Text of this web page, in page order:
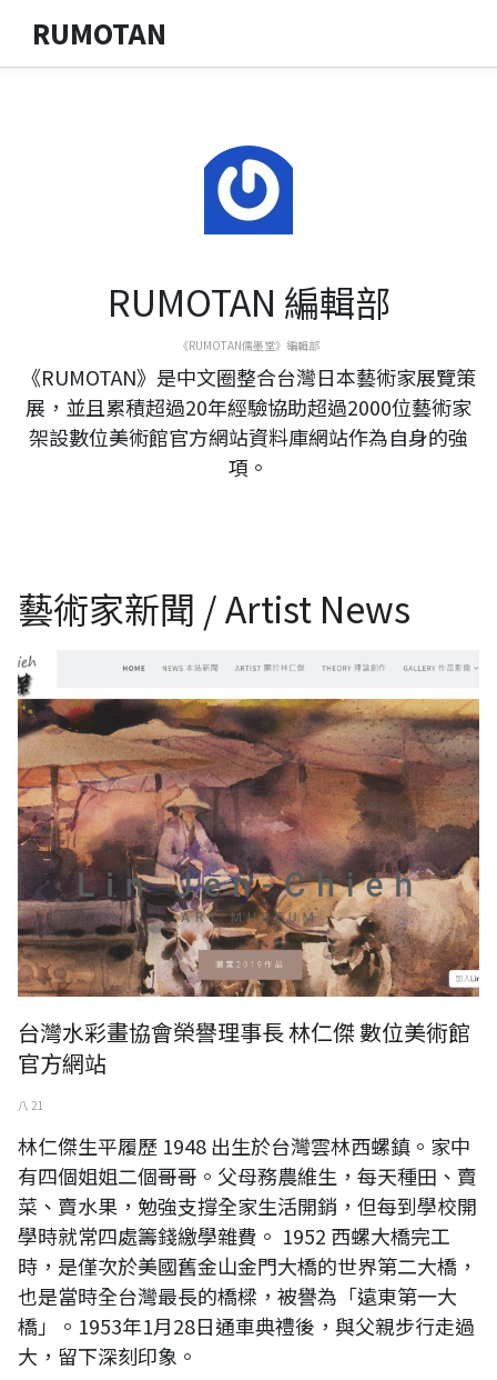
RUMOTAN
RUMOTAN 編輯部
《RUMOTAN儒墨堂》編輯部
《RUMOTAN》是中文圈整合台灣日本藝術家展覽策
展，並且累積超過20年經驗協助超過2000位藝術家
架設數位美術館官方網站資料庫網站作為自身的強
項。
藝術家新聞 / Artist News
台灣水彩畫協會理事長 林仁傑 數位美術館官方網站
台灣水彩畫協會榮譽理事長 林仁傑 數位美術館
官方網站
八 21
林仁傑生平履歷 1948 出生於台灣雲林西螺鎮。家中
有四個姐姐二個哥哥。父母務農維生，每天種田、賣
菜、賣水果，勉強支撐全家生活開銷，但每到學校開
學時就常四處籌錢繳學雜費。 1952 西螺大橋完工
時，是僅次於美國舊金山金門大橋的世界第二大橋，
也是當時全台灣最長的橋樑，被譽為「遠東第一大
橋」。1953年1月28日通車典禮後，與父親步行走過
大，留下深刻印象。